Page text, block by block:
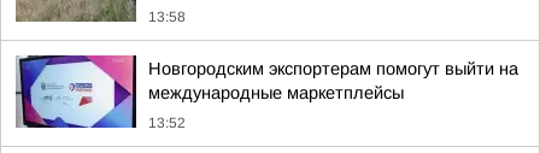
13:58
Новгородским экспортерам помогут выйти на
международные маркетплейсы
13:52